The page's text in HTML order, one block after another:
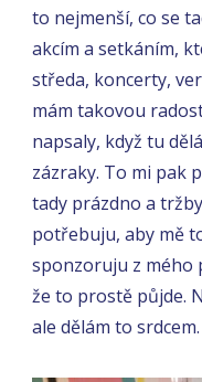
to nejmenší, co se
akcím a setkáním,
středa, koncerty,
mám takovou
napsaly, když tu
zázraky. To mi pak
tady prázdno a
potřebuju, aby mě
sponzoruju z mého
že to prostě půjde.
ale dělám to srdcem.